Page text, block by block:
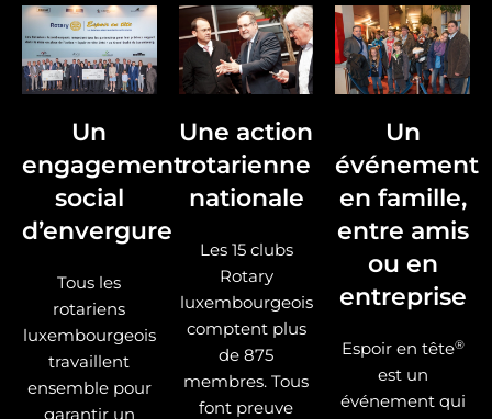
Un
engagement
social
d’envergure
Tous les
rotariens
luxembourgeois
travaillent
ensemble pour
garantir un
Une action
rotarienne
nationale
Les 15 clubs
Rotary
luxembourgeois
comptent plus
de 875
membres. Tous
font preuve
Un
événement
en famille,
entre amis
ou en
entreprise
Espoir en tête®
est un
événement qui